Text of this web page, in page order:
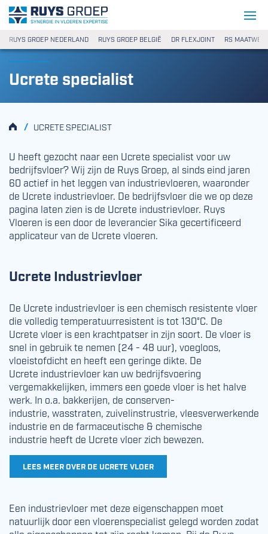
Ga naar content
Ruys Groep
RUYS GROEP NEDERLAND RUYS GROEP BELGIË DR FLEXJOINT RS
Ucrete specialist
HOMEUCRETE SPECIALIST
/
U heeft gezocht naar een Ucrete specialist voor uw
bedrijfsvloer? Wij zijn de Ruys Groep, al sinds eind jaren
60 actief in het leggen van industrievloeren, waaronder
de Ucrete industrievloer. De bedrijfsvloer die we op deze
pagina laten zien is de Ucrete industrievloer. Ruys
Vloeren is een door de leverancier Sika gecertificeerd
applicateur van de Ucrete vloeren.
Ucrete Industrievloer
De Ucrete industrievloer is een chemisch resistente vloer
die volledig temperatuurresistent is tot 130°C. De
Ucrete vloer is een krachtpatser in zijn soort. De vloer is
snel in gebruik te nemen (24 - 48 uur), voegloos,
vloeistofdicht en heeft een geringe dikte. De
Ucrete industrievloer kan uw bedrijfsvoering
vergemakkelijken, immers een goede vloer is het halve
werk. In o.a. bakkerijen, de conserven-
industrie, wasstraten, zuivelinstrustrie, vleesverwerkende
industrie en de farmaceutische & chemische
industrie heeft de Ucrete vloer zich bewezen.
LEES MEER OVER DE UCRETE VLOER
Een industrievloer met deze eigenschappen moet
natuurlijk door een vloerenspecialist gelegd worden zodat